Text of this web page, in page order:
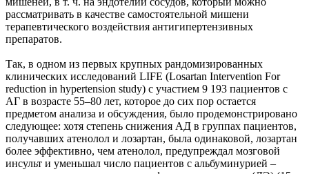
рассматривать в качестве самостоятельной мишени
терапевтического воздействия антигипертензивных
препаратов.
Так, в одном из первых крупных рандомизированных
клинических исследований LIFE (Losartan Intervention For
reduction in hypertension study) с участием 9 193 пациентов с
АГ в возрасте 55–80 лет, которое до сих пор остается
предметом анализа и обсуждения, было продемонстрировано
следующее: хотя степень снижения АД в группах пациентов,
получавших атенолол и лозартан, была одинаковой, лозартан
более эффективно, чем атенолол, предупреждал мозговой
инсульт и уменьшал число пациентов с альбуминурией –